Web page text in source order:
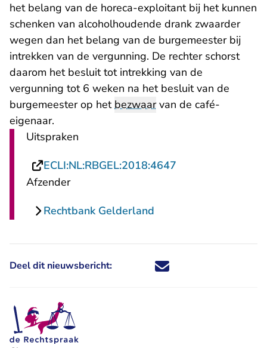
het belang van de horeca-exploitant bij het kunnen
schenken van alcoholhoudende drank zwaarder
wegen dan het belang van de burgemeester bij
intrekken van de vergunning. De rechter schorst
daarom het besluit tot intrekking van de
vergunning tot 6 weken na het besluit van de
burgemeester op hetbezwaarvan de café-
eigenaar.
Uitspraken
ECLI:NL:RBGEL:2018:4647
Afzender
Rechtbank Gelderland
Deel dit nieuwsbericht: Deel dit nieuwsbericht via X -
Deel dit nieuwsbericht via
Deel dit nieuwsbericht
Deel dit